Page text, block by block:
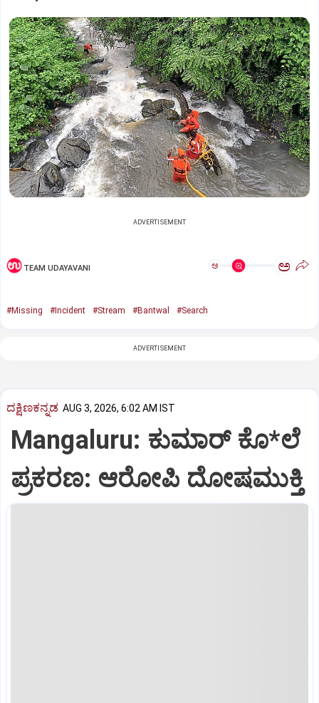
ADVERTISEMENT
TEAM UDAYAVANI ಅ ಅ
#Missing #Incident #Stream #Bantwal #Search
ADVERTISEMENT
ದಕ್ಷಿಣಕನ್ನಡ AUG 3, 2026, 6:02 AM IST
Mangaluru: ಕುಮಾರ್‌ ಕೊ*ಲೆ
ಪ್ರಕರಣ: ಆರೋಪಿ ದೋಷಮುಕ್ತಿ